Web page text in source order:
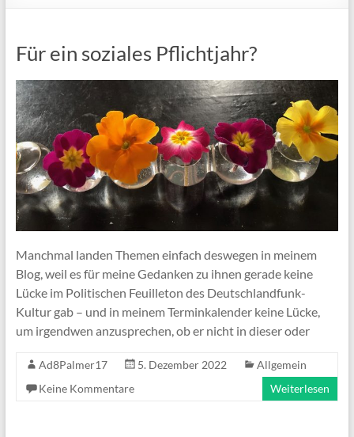
Für ein soziales Pflichtjahr?
Manchmal landen Themen einfach deswegen in meinem
Blog, weil es für meine Gedanken zu ihnen gerade keine
Lücke im Politischen Feuilleton des Deutschlandfunk-
Kultur gab – und in meinem Terminkalender keine Lücke,
um irgendwen anzusprechen, ob er nicht in dieser oder
Ad8Palmer17 5. Dezember 2022
Allgemein
Keine Kommentare
Weiterlesen